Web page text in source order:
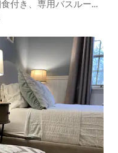
付き、専用バスルーム